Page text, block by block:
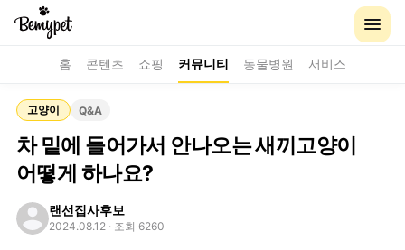
홈 콘텐츠 쇼핑 커뮤니티 동물병원 서비스
고양이 Q&A
차 밑에 들어가서 안나오는 새끼고양이
어떻게 하나요?
랜선집사후보
2024.08.12 · 조회 6260